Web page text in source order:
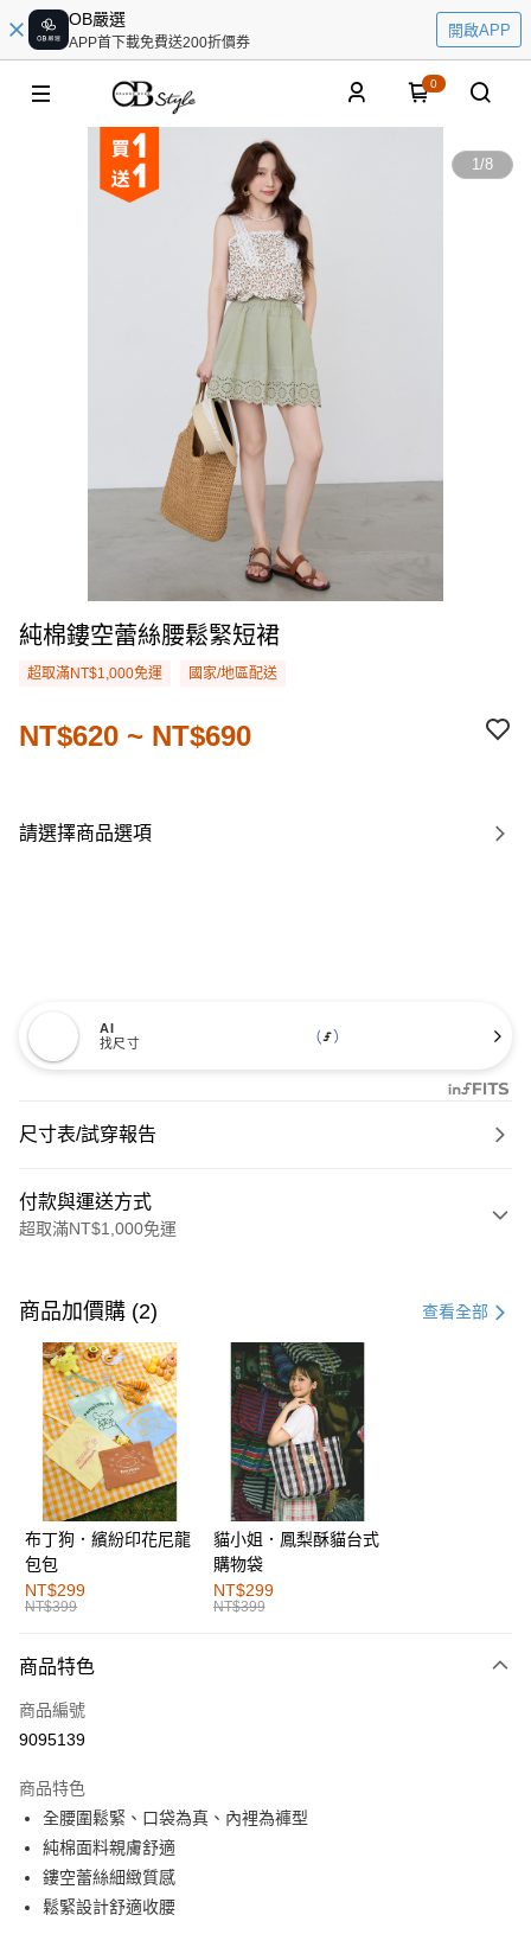
OB嚴選
APP首下載免費送200折價券
開啟APP
0
1/8
純棉鏤空蕾絲腰鬆緊短裙
超取滿NT$1,000免運 國家/地區配送
NT$620 ~ NT$690
請選擇商品選項
AI
找尺寸
尺寸表/試穿報告
付款與運送方式
超取滿NT$1,000免運
信用卡一次付款
購物金
超商取貨付款
LINE Pay
街口支付
運送方式
全家取貨付款
每筆NT$60，滿NT$1,000(含以上)免運費
付款後全家取貨
萊爾富取貨付款
付款後萊爾富取貨
每筆NT$60，滿NT$1,000(含以上)免運費
7-11取貨付款
每筆NT$60，滿NT$1,000(含以上)免運費
商品加價購 (2) 查看全部
布丁狗．繽紛印花尼龍
包包
NT$299
NT$399
貓小姐．鳳梨酥貓台式
購物袋
NT$299
NT$399
商品特色
商品編號
9095139
商品特色
全腰圍鬆緊、口袋為真、內裡為褲型
純棉面料親膚舒適
鏤空蕾絲細緻質感
鬆緊設計舒適收腰